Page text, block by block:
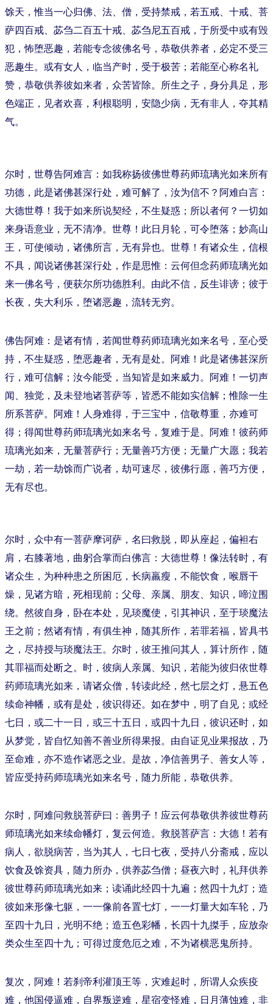
馀天，惟当一心归佛、法、僧，受持禁戒，若五戒、十戒、菩
萨四百戒、苾刍二百五十戒、苾刍尼五百戒，于所受中或有毁
犯，怖堕恶趣，若能专念彼佛名号，恭敬供养者，必定不受三
恶趣生。或有女人，临当产时，受于极苦；若能至心称名礼
赞，恭敬供养彼如来者，众苦皆除。所生之子，身分具足，形
色端正，见者欢喜，利根聪明，安隐少病，无有非人，夺其精
气。
尔时，世尊告阿难言：如我称扬彼佛世尊药师琉璃光如来所有
功德，此是诸佛甚深行处，难可解了，汝为信不？阿难白言：
大德世尊！我于如来所说契经，不生疑惑；所以者何？一切如
来身语意业，无不清净。世尊！此日月轮，可令堕落；妙高山
王，可使倾动，诸佛所言，无有异也。世尊！有诸众生，信根
不具，闻说诸佛甚深行处，作是思惟：云何但念药师琉璃光如
来一佛名号，便获尔所功德胜利。由此不信，反生诽谤；彼于
长夜，失大利乐，堕诸恶趣，流转无穷。
佛告阿难：是诸有情，若闻世尊药师琉璃光如来名号，至心受
持，不生疑惑，堕恶趣者，无有是处。阿难！此是诸佛甚深所
行，难可信解；汝今能受，当知皆是如来威力。阿难！一切声
闻、独觉，及未登地诸菩萨等，皆悉不能如实信解；惟除一生
所系菩萨。阿难！人身难得，于三宝中，信敬尊重，亦难可
得；得闻世尊药师琉璃光如来名号，复难于是。阿难！彼药师
琉璃光如来，无量菩萨行；无量善巧方便；无量广大愿；我若
一劫，若一劫馀而广说者，劫可速尽，彼佛行愿，善巧方便，
无有尽也。
尔时，众中有一菩萨摩诃萨，名曰救脱，即从座起，偏袒右
肩，右膝著地，曲躬合掌而白佛言：大德世尊！像法转时，有
诸众生，为种种患之所困厄，长病羸瘦，不能饮食，喉唇干
燥，见诸方暗，死相现前；父母、亲属、朋友、知识，啼泣围
绕。然彼自身，卧在本处，见琰魔使，引其神识，至于琰魔法
王之前；然诸有情，有俱生神，随其所作，若罪若福，皆具书
之，尽持授与琰魔法王。尔时，彼王推问其人，算计所作，随
其罪福而处断之。时，彼病人亲属、知识，若能为彼归依世尊
药师琉璃光如来，请诸众僧，转读此经，然七层之灯，悬五色
续命神幡，或有是处，彼识得还。如在梦中，明了自见；或经
七日，或二十一日，或三十五日，或四十九日，彼识还时，如
从梦觉，皆自忆知善不善业所得果报。由自证见业果报故，乃
至命难，亦不造作诸恶之业。是故，净信善男子、善女人等，
皆应受持药师琉璃光如来名号，随力所能，恭敬供养。
尔时，阿难问救脱菩萨曰：善男子！应云何恭敬供养彼世尊药
师琉璃光如来续命幡灯，复云何造。救脱菩萨言：大德！若有
病人，欲脱病苦，当为其人，七日七夜，受持八分斋戒，应以
饮食及馀资具，随力所办，供养苾刍僧；昼夜六时，礼拜供养
彼世尊药师琉璃光如来；读诵此经四十九遍；然四十九灯；造
彼如来形像七躯，一一像前各置七灯，一一灯量大如车轮，乃
至四十九日，光明不绝；造五色彩幡，长四十九搩手，应放杂
类众生至四十九；可得过度危厄之难，不为诸横恶鬼所持。
复次，阿难！若刹帝利灌顶王等，灾难起时，所谓人众疾疫
难，他国侵逼难，自界叛逆难，星宿变怪难，日月薄蚀难，非